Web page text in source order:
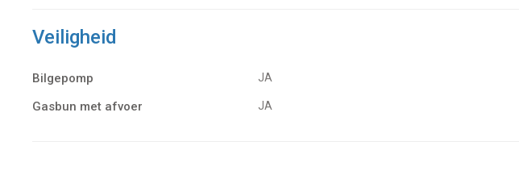
Veiligheid
Bilgepomp JA
Gasbun met afvoer JA